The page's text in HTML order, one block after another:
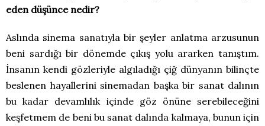
eden düşünce nedir?
Aslında sinema sanatıyla bir şeyler anlatma arzusunun
beni sardığı bir dönemde çıkış yolu ararken tanıştım.
İnsanın kendi gözleriyle algıladığı çiğ dünyanın bilinçte
beslenen hayallerini sinemadan başka bir sanat dalının
bu kadar devamlılık içinde göz önüne serebileceğini
keşfetmem de beni bu sanat dalında kalmaya, bunun için